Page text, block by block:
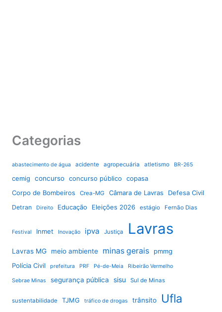
Categorias
abastecimento de água acidente agropecuária atletismo BR-265
cemig concurso concurso público
copasa
Corpo de Bombeiros
Crea-MG Câmara de Lavras Defesa Civil
Detran Direito Educação Eleições 2026 estágio Fernão Dias
Festival Inmet Inovação ipva Justiça Lavras
Lavras MG meio ambiente minas gerais
pmmg
Polícia Civil
prefeitura PRF Pé-de-Meia Ribeirão Vermelho
Sebrae Minas segurança pública sisu Sul de Minas
sustentabilidade TJMG tráfico de drogas trânsito Ufla